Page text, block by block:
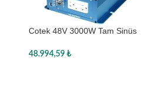
Cotek 48V 3000W Tam Sinüs
48.994,59 ₺